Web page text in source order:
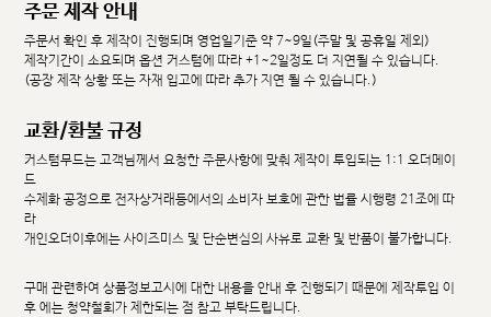
주문 제작 안내
주문서 확인 후 제작이 진행되며 영업일기준 약 7~9일(주말 및 공휴일 제외)
제작기간이 소요되며 옵션 커스텀에 따라 +1~2일정도 더 지연될 수 있습니다.
(공장 제작 상황 또는 자재 입고에 따라 추가 지연 될 수 있습니다.)
교환/환불 규정
커스텀무드는 고객님께서 요청한 주문사항에 맞춰 제작이 투입되는 1:1 오더메이
드
수제화 공정으로 전자상거래등에서의 소비자 보호에 관한 법률 시행령 21조에 따
라
개인오더이후에는 사이즈미스 및 단순변심의 사유로 교환 및 반품이 불가합니다.
구매 관련하여 상품정보고시에 대한 내용을 안내 후 진행되기 때문에 제작투입 이
후 에는 청약철회가 제한되는 점 참고 부탁드립니다.